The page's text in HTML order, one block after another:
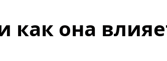
как она